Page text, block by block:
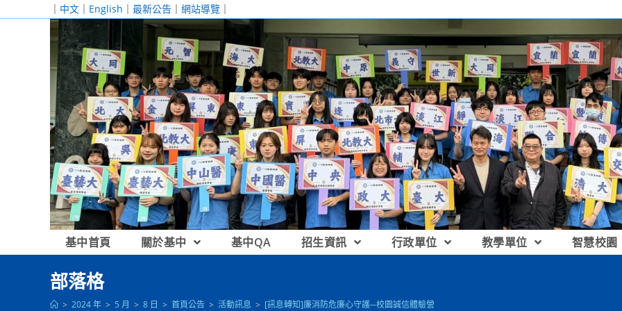
｜ 中文 ｜ English ｜ 最新公告 ｜ 網站導覽 ｜
基中首頁 關於基中 基中QA 招生資訊 行政單位 教學單位 智慧校園
部落格
> 2024 年 > 5 月 > 8 日 > 首頁公告 > 活動訊息 > [訊息轉知]廉消防危廉心守護─校園誠信體驗營